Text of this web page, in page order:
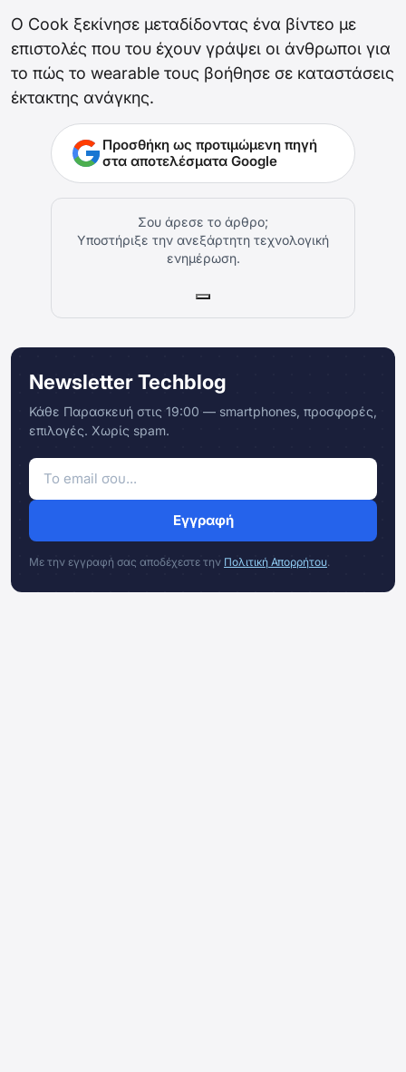
Ο Cook ξεκίνησε μεταδίδοντας ένα βίντεο με
επιστολές που του έχουν γράψει οι άνθρωποι για
το πώς το wearable τους βοήθησε σε καταστάσεις
έκτακτης ανάγκης.
Προσθήκη ως προτιμώμενη πηγή
στα αποτελέσματα Google
Σου άρεσε το άρθρο;
Υποστήριξε την ανεξάρτητη τεχνολογική
ενημέρωση.
Newsletter Techblog
Κάθε Παρασκευή στις 19:00 — smartphones, προσφορές,
επιλογές. Χωρίς spam.
Εγγραφή
Με την εγγραφή σας αποδέχεστε την Πολιτική Απορρήτου.